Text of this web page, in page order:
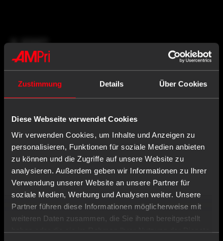
Zustimmung Details Über Cookies
Diese Webseite verwendet Cookies
Wir verwenden Cookies, um Inhalte und Anzeigen zu
personalisieren, Funktionen für soziale Medien anbieten
zu können und die Zugriffe auf unsere Website zu
analysieren. Außerdem geben wir Informationen zu Ihrer
Verwendung unserer Website an unsere Partner für
soziale Medien, Werbung und Analysen weiter. Unsere
Partner führen diese Informationen möglicherweise mit
weiteren Daten zusammen, die Sie ihnen bereitgestellt
haben oder die sie im Rahmen Ihrer Nutzung der Dienste
X,XX€*
Inhalt: XXX Stück (X,XX €* / X Stück)
Beschreibung
Eigenschaften
Hersteller Infos
Dokumente